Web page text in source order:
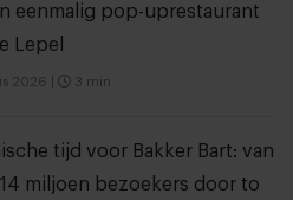
eenmalig pop-uprestaurant
Lepel
2026 3 min
tijd voor Bakker Bart: van
miljoen bezoekers door to